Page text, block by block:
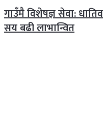
गाउँमै विशेषज्ञ सेवा:
सय बढी लाभान्वित